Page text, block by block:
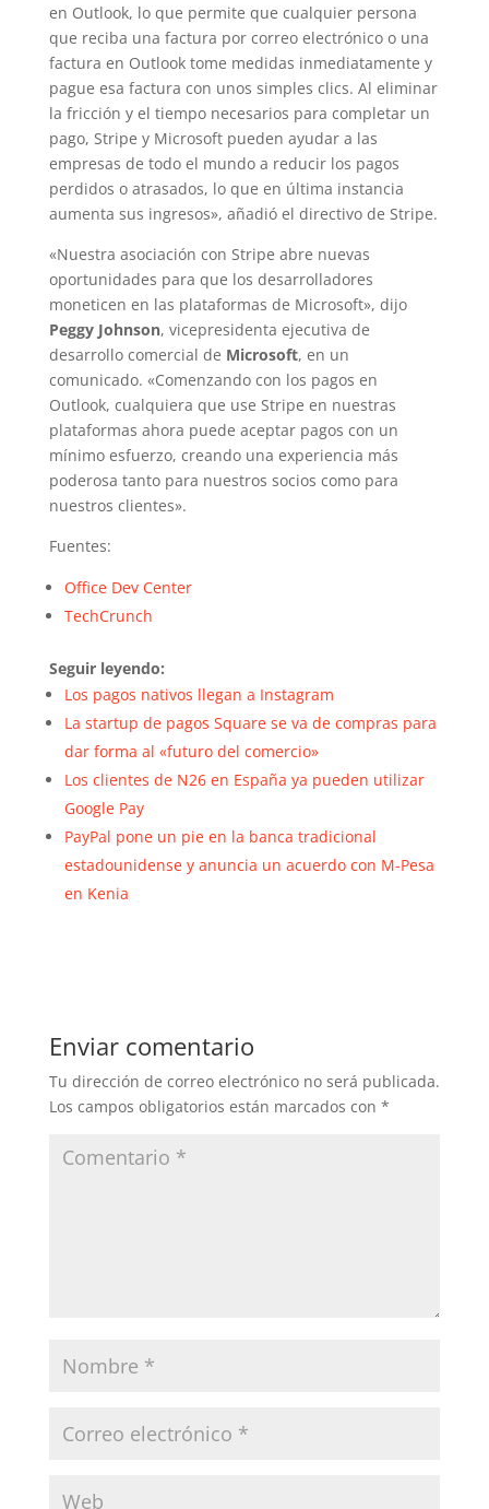
en Outlook, lo que permite que cualquier persona
que reciba una factura por correo electrónico o una
factura en Outlook tome medidas inmediatamente y
pague esa factura con unos simples clics. Al eliminar
la fricción y el tiempo necesarios para completar un
pago, Stripe y Microsoft pueden ayudar a las
empresas de todo el mundo a reducir los pagos
perdidos o atrasados, lo que en última instancia
aumenta sus ingresos», añadió el directivo de Stripe.
«Nuestra asociación con Stripe abre nuevas
oportunidades para que los desarrolladores
moneticen en las plataformas de Microsoft», dijo
Peggy Johnson, vicepresidenta ejecutiva de
desarrollo comercial de Microsoft, en un
comunicado. «Comenzando con los pagos en
Outlook, cualquiera que use Stripe en nuestras
plataformas ahora puede aceptar pagos con un
mínimo esfuerzo, creando una experiencia más
poderosa tanto para nuestros socios como para
nuestros clientes».
Fuentes:
Office Dev Center
TechCrunch
Seguir leyendo:
Los pagos nativos llegan a Instagram
La startup de pagos Square se va de compras para
dar forma al «futuro del comercio»
Los clientes de N26 en España ya pueden utilizar
Google Pay
PayPal pone un pie en la banca tradicional
estadounidense y anuncia un acuerdo con M-Pesa
en Kenia
Enviar comentario
Tu dirección de correo electrónico no será publicada.
Los campos obligatorios están marcados con *